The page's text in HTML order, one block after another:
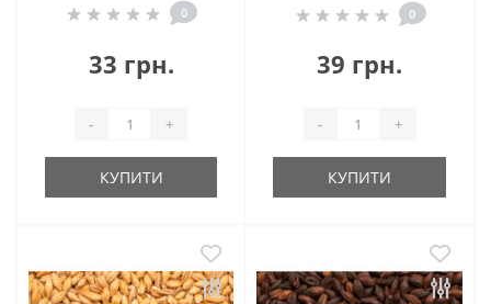
0
33 грн.
- +
КУПИТИ
0
39 грн.
- +
КУПИТИ